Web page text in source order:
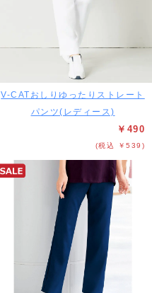
V-CATおしりゆったりストレート
パンツ(レディース)
￥490
(税込 ￥539)